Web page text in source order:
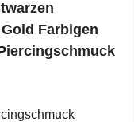
Farbigen